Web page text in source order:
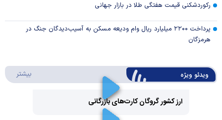
رکوردشکنی قیمت هفتگی طلا در بازار‌ جهانی
پرداخت ۲۲۰۰ میلیارد ریال وام ودیعه مسکن به آسیب‌دیدگان جنگ در
هرمزگان
ویدئو ویژه بیشتر
ارز کشور گروگان کارت‌های بازرگانی